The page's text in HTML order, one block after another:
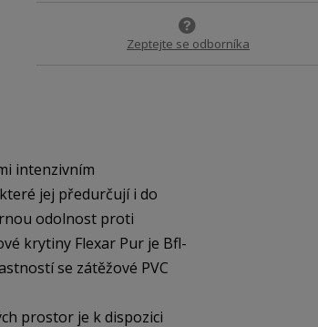
Zeptejte se odborníka
intenzivním
jej předurčují i do
odolnost proti
krytiny Flexar Pur je Bfl-
se zátěžové PVC
prostor je k dispozici